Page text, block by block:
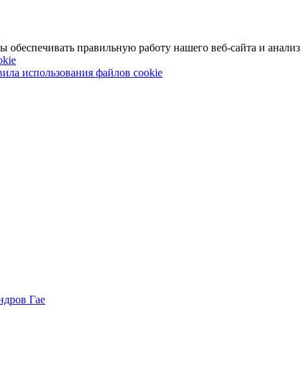
правильную работу нашего веб-сайта и
использования файлов cookie
Гае